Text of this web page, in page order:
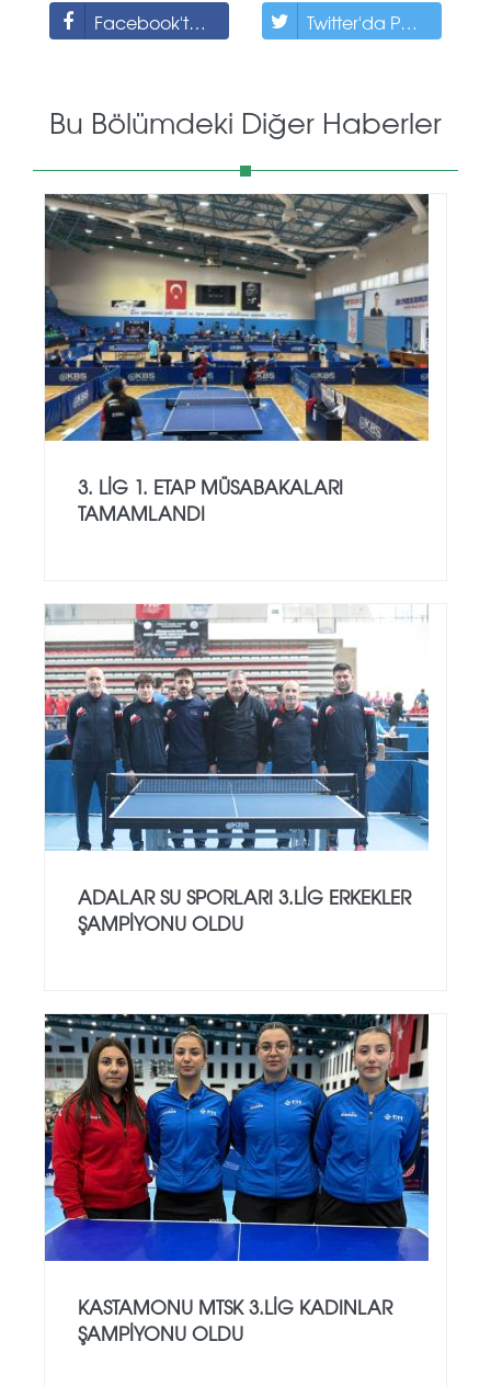
Facebook'ta Paylaş Twitter'da Paylaş
Bu Bölümdeki Diğer Haberler
3. LIG 1. ETAP MÜSABAKALARI
TAMAMLANDI
ADALAR SU SPORLARI 3.LİG ERKEKLER
ŞAMPİYONU OLDU
KASTAMONU MTSK 3.LİG KADINLAR
ŞAMPİYONU OLDU